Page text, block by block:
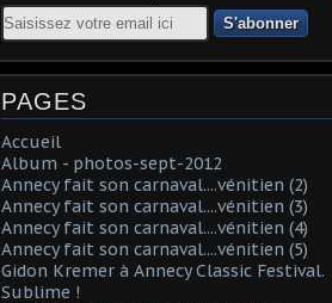
Email
PAGES
Accueil
Album - photos-sept-2012
Annecy fait son carnaval....vénitien (2)
Annecy fait son carnaval....vénitien (3)
Annecy fait son carnaval....vénitien (4)
Annecy fait son carnaval....vénitien (5)
Gidon Kremer à Annecy Classic Festival.
Sublime !